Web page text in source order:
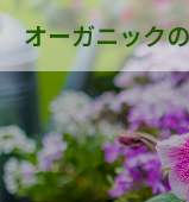
オーガニック